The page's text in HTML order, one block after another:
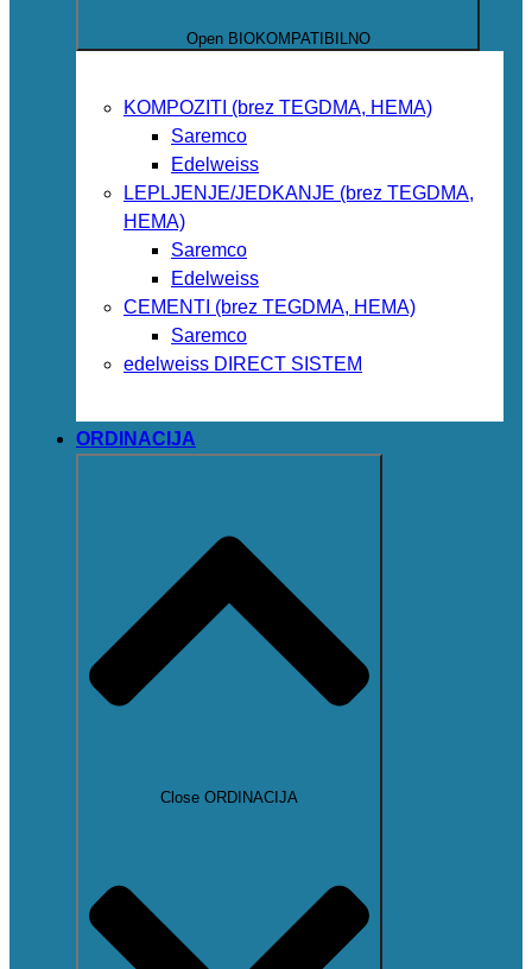
Open BIOKOMPATIBILNO
KOMPOZITI (brez TEGDMA, HEMA)
Saremco
Edelweiss
LEPLJENJE/JEDKANJE (brez TEGDMA,
HEMA)
Saremco
Edelweiss
CEMENTI (brez TEGDMA, HEMA)
Saremco
edelweiss DIRECT SISTEM
ORDINACIJA
Close ORDINACIJA